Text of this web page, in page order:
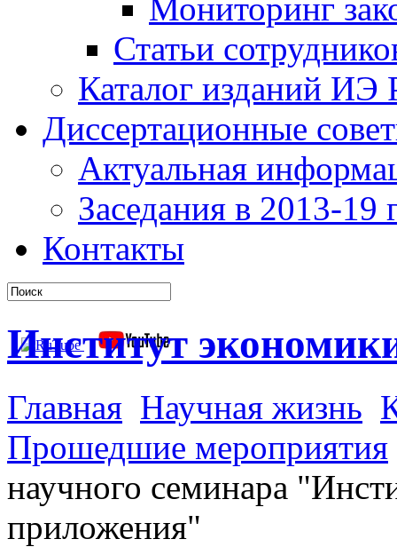
Мониторинг
Статьи
Каталог изданий ИЭ
Диссертационные
Актуальная
Заседания в 2013-19
Контакты
Институт
Главная Научная жизнь
Прошедшие мероприятия
научного семинара
приложения"